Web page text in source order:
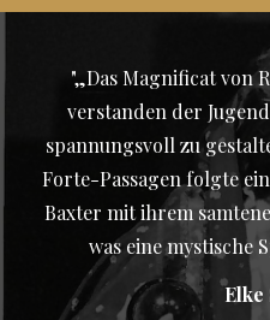
"„Das Magnificat von
verstanden der
spannungsvoll zu
Forte-Passagen folgte
Baxter mit ihrem
was eine mystische
Erlanger